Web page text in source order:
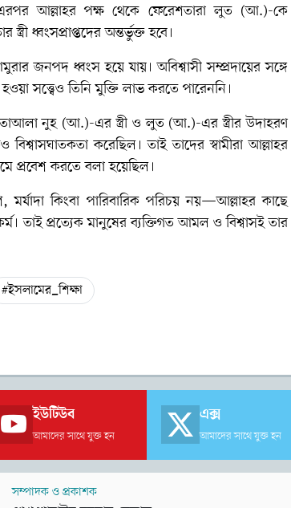
আল্লাহর পক্ষ থেকে ফেরেশতারা লুত (আ.)-কে
ধ্বংসপ্রাপ্তদের অন্তর্ভুক্ত হবে।
জনপদ ধ্বংস হয়ে যায়। অবিশ্বাসী সম্প্রদায়ের সঙ্গে
সত্ত্বেও তিনি মুক্তি লাভ করতে পারেননি।
নুহ (আ.)-এর স্ত্রী ও লুত (আ.)-এর স্ত্রীর উদাহরণ
করেছিল। তাই তাদের স্বামীরা আল্লাহর
প্রবেশ করতে বলা হয়েছিল।
কিংবা পারিবারিক পরিচয় নয়—আল্লাহর কাছে
তাই প্রত্যেক মানুষের ব্যক্তিগত আমল ও বিশ্বাসই তার
#ইসলামের_শিক্ষা
ইউটিউব
আমাদের সাথে যুক্ত হন
এক্স
আমাদের সাথে যুক্ত হন
সম্পাদক ও প্রকাশক